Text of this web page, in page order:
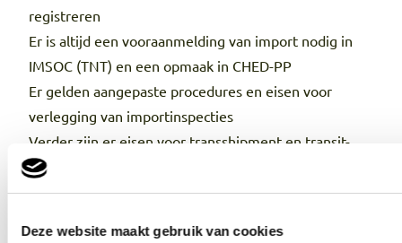
Deze website maakt gebruik van cookies
registreren
Er is altijd een vooraanmelding van import nodig in
IMSOC (TNT) en een opmaak in CHED-PP
Er gelden aangepaste procedures en eisen voor
verlegging van importinspecties
Verder zijn er eisen voor transshipment en transit-
zendingen
Heeft u specifieke vragen over de invloed van de